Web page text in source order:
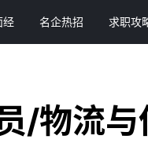
经 名企热招 求职攻
/物流